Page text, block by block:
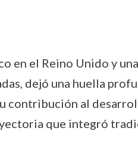
en el Reino Unido y
dejó una huella
contribución al
que integró